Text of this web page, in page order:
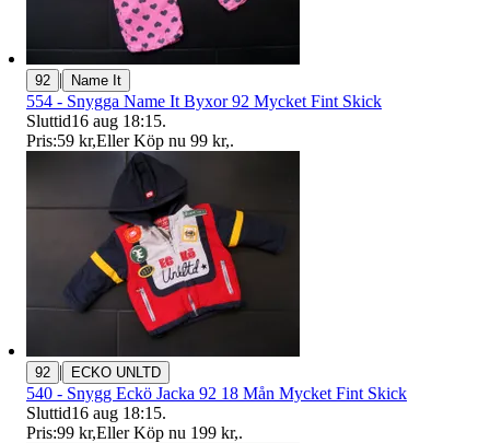
92 | Name It
554 - Snygga Name It Byxor 92 Mycket Fint Skick
Sluttid16 aug 18:15.
Pris:59 kr,Eller Köp nu 99 kr,.
92 | ECKO UNLTD
540 - Snygg Eckö Jacka 92 18 Mån Mycket Fint Skick
Sluttid16 aug 18:15.
Pris:99 kr,Eller Köp nu 199 kr,.